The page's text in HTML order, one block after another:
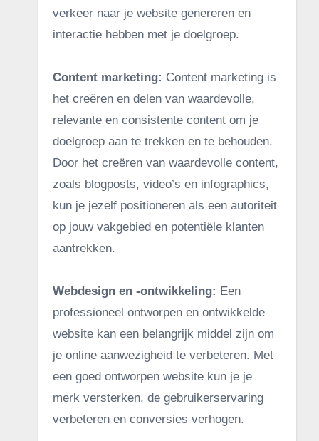
verkeer naar je website genereren en
interactie hebben met je doelgroep.
Content marketing: Content marketing is
het creëren en delen van waardevolle,
relevante en consistente content om je
doelgroep aan te trekken en te behouden.
Door het creëren van waardevolle content,
zoals blogposts, video’s en infographics,
kun je jezelf positioneren als een autoriteit
op jouw vakgebied en potentiële klanten
aantrekken.
Webdesign en -ontwikkeling: Een
professioneel ontworpen en ontwikkelde
website kan een belangrijk middel zijn om
je online aanwezigheid te verbeteren. Met
een goed ontworpen website kun je je
merk versterken, de gebruikerservaring
verbeteren en conversies verhogen.